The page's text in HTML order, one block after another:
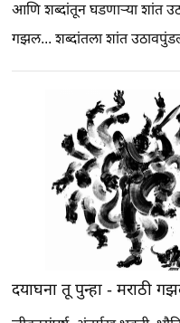
आणि शब्दांतून घडणाऱ्या शांत
गझल...शब्दांतला शांत
दयाघना तू पुन्हा - मराठी